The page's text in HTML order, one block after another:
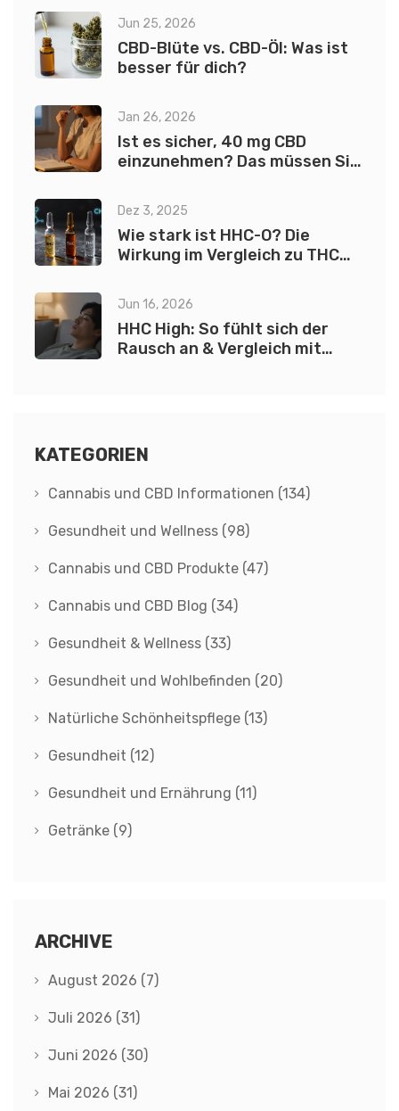
Jun 25, 2026
CBD-Blüte vs. CBD-Öl: Was ist
besser für dich?
Jan 26, 2026
Ist es sicher, 40 mg CBD
einzunehmen? Das müssen Sie
Dez 3, 2025
Wie stark ist HHC-O? Die
Wirkung im Vergleich zu THC
Jun 16, 2026
HHC High: So fühlt sich der
Rausch an & Vergleich mit
KATEGORIEN
Cannabis und CBD Informationen (134)
Gesundheit und Wellness (98)
Cannabis und CBD Produkte (47)
Cannabis und CBD Blog (34)
Gesundheit & Wellness (33)
Gesundheit und Wohlbefinden (20)
Natürliche Schönheitspflege (13)
Gesundheit (12)
Gesundheit und Ernährung (11)
Getränke (9)
ARCHIVE
August 2026 (7)
Juli 2026 (31)
Juni 2026 (30)
Mai 2026 (31)